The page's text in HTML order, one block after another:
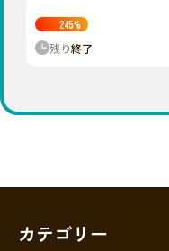
245%
残り終了
カテゴリー